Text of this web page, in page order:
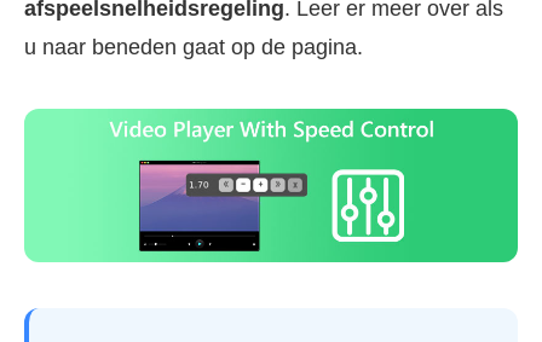
afspeelsnelheidsregeling. Leer er meer over als
u naar beneden gaat op de pagina.